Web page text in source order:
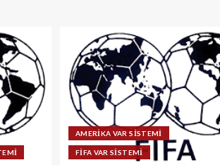
AMERİKA VAR SİSTEMİ
FİFA VAR SİSTEMİ